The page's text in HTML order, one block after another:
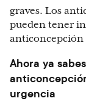
graves. Los
pueden tener
anticoncepción
Ahora ya
urgencia